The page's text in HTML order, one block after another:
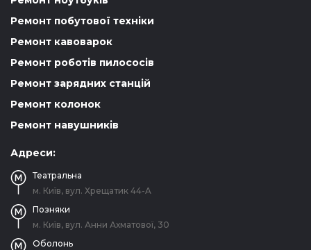
Ремонт побутової техніки
Ремонт кавоварок
Ремонт роботів пилососів
Ремонт зарядних станцій
Ремонт колонок
Ремонт навушників
Адреси:
Театральна
м. Київ, вул. Хрещатик 44-A
Позняки
м. Київ, вул. Анни Ахматової, 30
Оболонь